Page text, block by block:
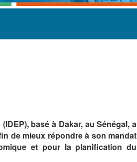
basé à Dakar, au Sénégal, a
de mieux répondre à son mandat
et pour la planification du